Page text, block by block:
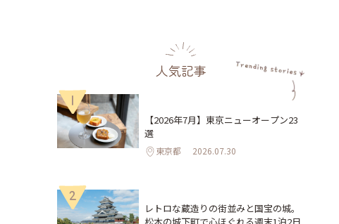
人気記事
1
【2026年7月】東京ニューオープン23
選
東京都 2026.07.30
2
レトロな蔵造りの街並みと国宝の城。